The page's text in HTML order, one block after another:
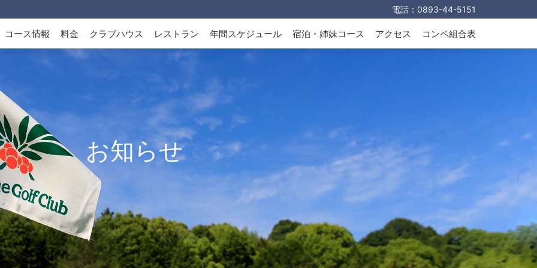
電話： 0893-44-5151
コース情報 料金 クラブハウス レストラン 年間スケジュール 宿泊・姉妹コース アクセス コンペ組合表
お知らせ